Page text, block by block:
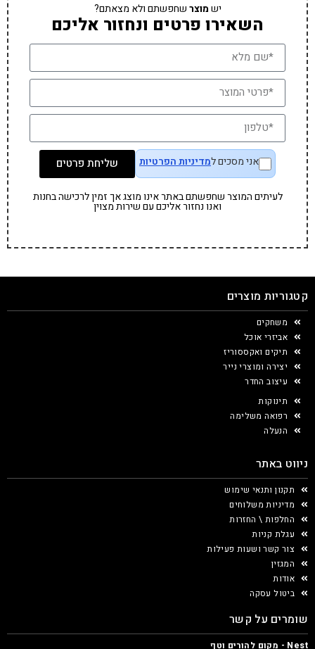
ישמוצרשחפשתם ולא מצאתם?
השאירו פרטים ונחזור אליכם
אני מסכים למדיניות הפרטיות שליחת פרטים
לעיתים המוצר שחפשתם באתר אינו מוצג אך זמין לרכישה בחנות
ואנו נחזור אליכם עם שירות מצוין
קטגוריות מוצרים
משחקים
אביזרי אוכל
תיקים ואקססוריז
יצירה ומוצרי נייר
עיצוב החדר
תינוקות
רפואה משלימה
הנעלה
ניווט באתר
תקנון ותנאי שימוש
מדיניות משלוחים
החלפות \ החזרות
עגלת קניות
צור קשר ושעות פעילות
המגזין
אודות
ביטול עסקה
שומרים על קשר
Nest - מקום להורים וטף